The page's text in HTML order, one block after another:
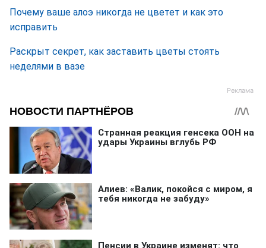
Почему ваше алоэ никогда не цветет и как это
исправить
Раскрыт секрет, как заставить цветы стоять
неделями в вазе